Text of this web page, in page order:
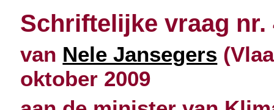
Schriftelijke vraag nr.
van Nele Jansegers
oktober 2009